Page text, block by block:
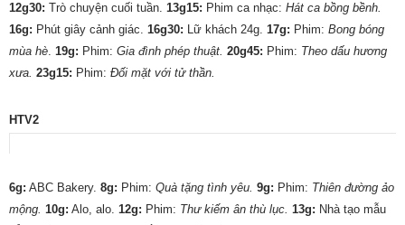
12g30: Trò chuyện cuối tuần. 13g15: Phim ca nhạc: Hát ca bồng bềnh.
16g: Phút giây cảnh giác. 16g30: Lữ khách 24g. 17g: Phim: Bong bóng
mùa hè. 19g: Phim: Gia đình phép thuật. 20g45: Phim: Theo dấu hương
xưa. 23g15: Phim: Ðối mặt với tử thần.
HTV2
6g: ABC Bakery. 8g: Phim: Quà tặng tình yêu. 9g: Phim: Thiên đường ảo
mộng. 10g: Alo, alo. 12g: Phim: Thư kiếm ân thù lục. 13g: Nhà tạo mẫu